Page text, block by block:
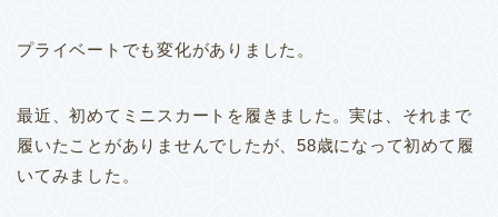
プライベートでも変化がありました。
最近、初めてミニスカートを履きました。実は、それまで
履いたことがありませんでしたが、58歳になって初めて履
いてみました。